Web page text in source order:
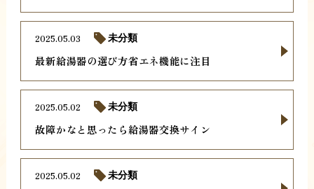
最新給湯器の選び方省エネ機能に注目
2025.05.03 未分類
故障かなと思ったら給湯器交換サイン
2025.05.02 未分類
2025.05.02 未分類